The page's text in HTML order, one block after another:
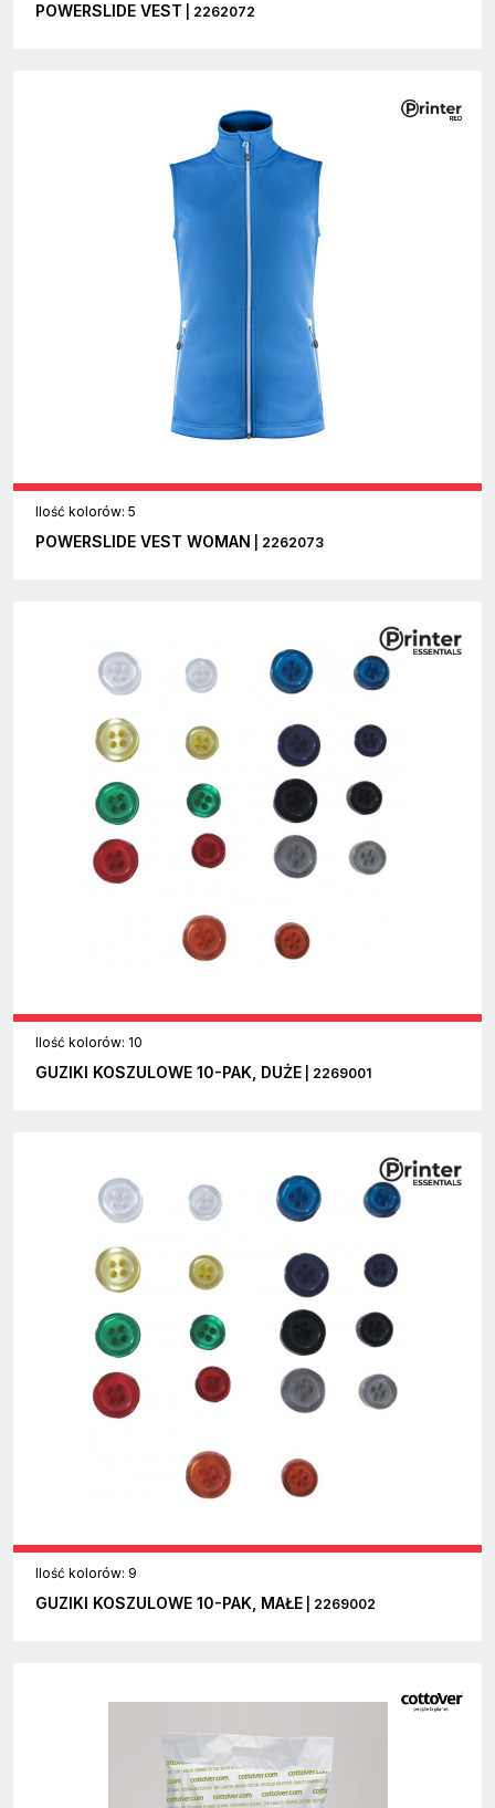
POWERSLIDE VEST | 2262072
Ilość kolorów: 5
POWERSLIDE VEST WOMAN | 2262073
Ilość kolorów: 10
GUZIKI KOSZULOWE 10-PAK, DUŻE | 2269001
Ilość kolorów: 9
GUZIKI KOSZULOWE 10-PAK, MAŁE | 2269002